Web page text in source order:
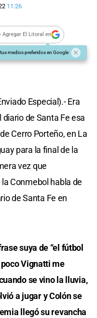
11:26
Agregar El Litoral en
medios preferidos en Google
Especial).- Era
de Santa Fe esa
Cerro Porteño, en La
para la final de la
vez que
Conmebol habla de
de Santa Fe en
suya de “el fútbol
Vignatti me
se vino la lluvia,
a jugar y Colón se
llegó su revancha